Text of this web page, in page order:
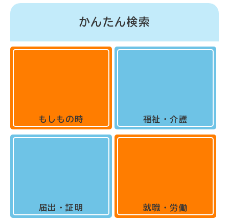
かんたん検索
もしもの時
届出・証明
福祉・介護
就職・労働